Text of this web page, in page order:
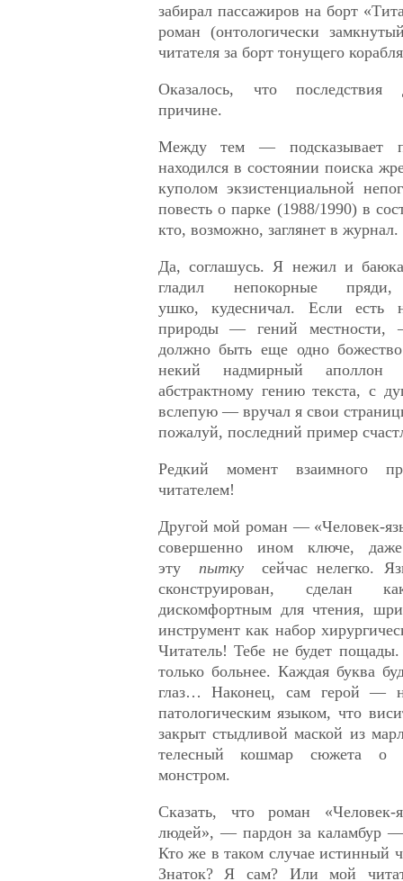
забирал пассажиров на борт
роман (онтологически
читателя за борт тонущего
Оказалось, что последствия
причине.
Между тем — подсказывает
находился в состоянии поиска
куполом экзистенциальной
повесть о парке (1988/1990) в
кто, возможно, заглянет в журнал.
Да, соглашусь. Я нежил и
гладил непокорные
ушко, кудесничал. Если есть
природы — гений местности,
должно быть еще одно
некий надмирный аполлон
абстрактному гению текста, с
вслепую — вручал я свои
пожалуй, последний пример
Редкий момент взаимного
читателем!
Другой мой роман — «Человек-
совершенно ином ключе,
эту пытку сейчас нелегко.
сконструирован, сделан
дискомфортным для чтения,
инструмент как набор
Читатель! Тебе не будет
только больнее. Каждая буква
глаз… Наконец, сам герой —
патологическим языком, что
закрыт стыдливой маской из
телесный кошмар сюжета о
монстром.
Сказать, что роман «Человек-
людей», — пардон за каламбур —
Кто же в таком случае истинный
Знаток? Я сам? Или мой